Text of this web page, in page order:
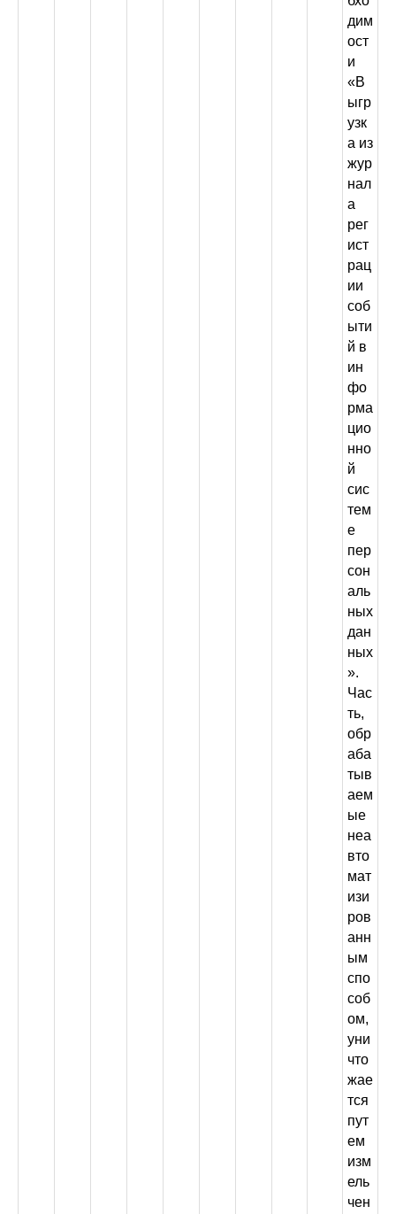
дим
ост
и
«В
ыгр
узк
а из
жур
нал
а
рег
ист
рац
ии
соб
ыти
й в
ин
фо
рма
цио
нно
й
сис
тем
е
пер
сон
аль
ных
дан
ных
».
Час
ть,
обр
аба
тыв
аем
ые
неа
вто
мат
изи
ров
анн
ым
спо
соб
ом,
уни
что
жае
тся
пут
ем
изм
ель
чен